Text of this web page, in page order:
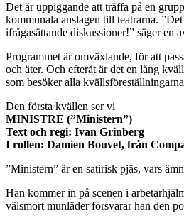
Det är uppiggande att träffa på en
kommunala anslagen till teatrarna.
ifrågasättande diskussioner!” säger en
Programmet är omväxlande, för att
och äter. Och efteråt är det en lång
som besöker alla
Den första kvällen ser vi
MINISTRE (”Ministern”)
Text och regi: Ivan Grinberg
I rollen: Damien Bouvet, från
”Ministern” är en satirisk pjäs, vars
Han kommer in på scenen i
välsmort munläder försvarar han den